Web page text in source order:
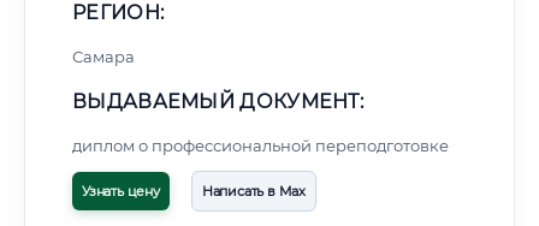
РЕГИОН:
Самара
ВЫДАВАЕМЫЙ ДОКУМЕНТ:
диплом о профессиональной переподготовке
Узнать цену Написать в Max